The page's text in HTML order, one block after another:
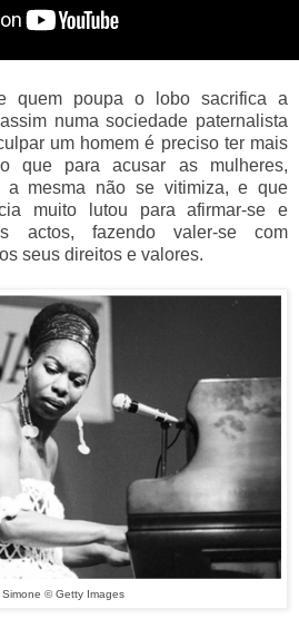
quem poupa o lobo sacrifica a
numa sociedade paternalista
um homem é preciso ter mais
que para acusar as mulheres,
a mesma não se vitimiza, e que
muito lutou para afirmar-se e
actos, fazendo valer-se com
seus direitos e valores.
Simone © Getty Images